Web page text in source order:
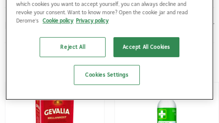
Produktbeskrivning
Populära produkter
which cookies you want to accept yourself, you can always decline and
revoke your consent. Want to know more? Open the cookie jar and read
Derome's Cookie policy Privacy policy
Reject All Accept All Cookies
Cookies Settings